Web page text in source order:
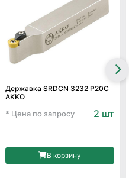
Державка SRDCN 3232 P20C
AKKO
* Цена по запросу 2 шт
В корзину